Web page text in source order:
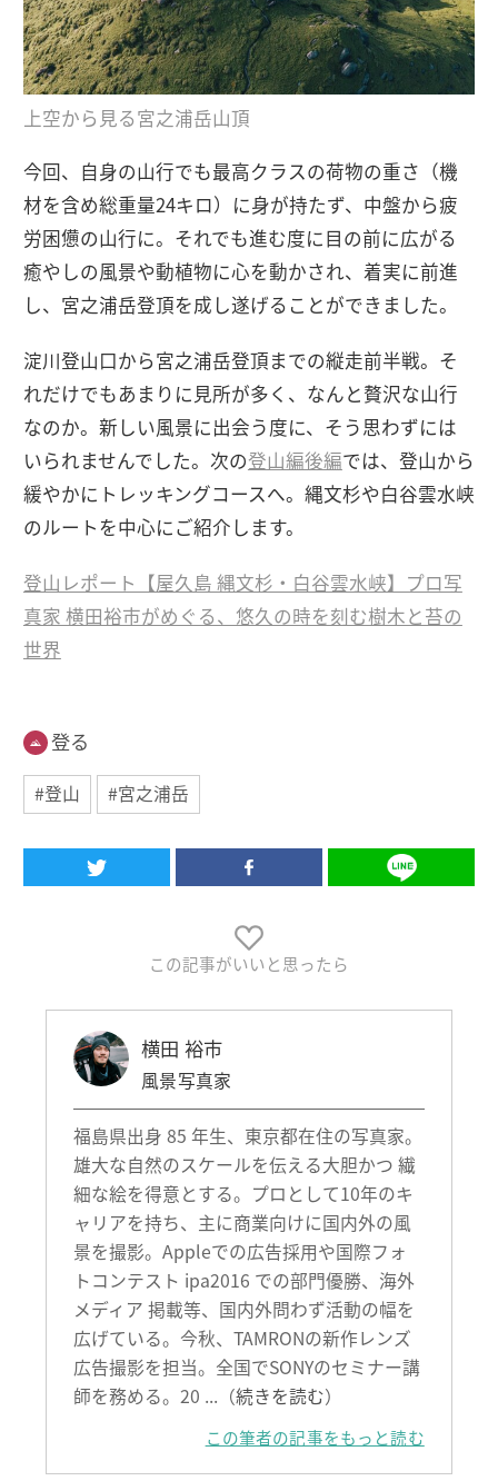
上空から見る宮之浦岳山頂
今回、自身の山行でも最高クラスの荷物の重さ（機
材を含め総重量24キロ）に身が持たず、中盤から疲
労困憊の山行に。それでも進む度に目の前に広がる
癒やしの風景や動植物に心を動かされ、着実に前進
し、宮之浦岳登頂を成し遂げることができました。
淀川登山口から宮之浦岳登頂までの縦走前半戦。そ
れだけでもあまりに見所が多く、なんと贅沢な山行
なのか。新しい風景に出会う度に、そう思わずには
いられませんでした。次の登山編後編では、登山から
緩やかにトレッキングコースへ。縄文杉や白谷雲水峡
のルートを中心にご紹介します。
登山レポート【屋久島 縄文杉・白谷雲水峡】プロ写
真家 横田裕市がめぐる、悠久の時を刻む樹木と苔の
世界
登る
#登山 #宮之浦岳
この記事がいいと思ったら
横田 裕市
風景写真家
福島県出身 85 年生、東京都在住の写真家。
雄大な自然のスケールを伝える大胆かつ 繊
細な絵を得意とする。プロとして10年のキ
ャリアを持ち、主に商業向けに国内外の風
景を撮影。Appleでの広告採用や国際フォ
トコンテスト ipa2016 での部門優勝、海外
メディア 掲載等、国内外問わず活動の幅を
広げている。今秋、TAMRONの新作レンズ
広告撮影を担当。全国でSONYのセミナー講
師を務める。20 ...（続きを読む）
この筆者の記事をもっと読む